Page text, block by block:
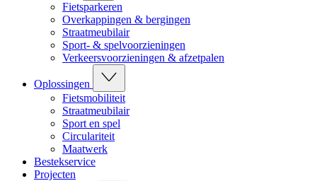
Fietsparkeren
Overkappingen & bergingen
Straatmeubilair
Sport- & spelvoorzieningen
Verkeersvoorzieningen & afzetpalen
Oplossingen
Fietsmobiliteit
Straatmeubilair
Sport en spel
Circulariteit
Maatwerk
Bestekservice
Projecten